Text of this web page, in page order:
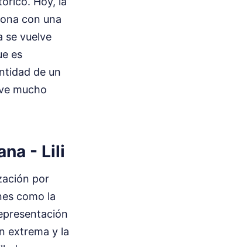
con una
se vuelve
es
de un
mucho
- Lili
por
como la
extrema y la